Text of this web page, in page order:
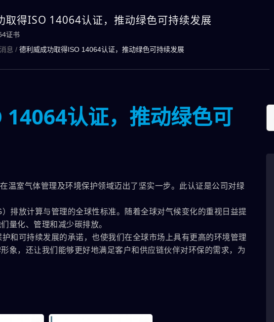
取得ISO 14064认证，推动绿色可持续发展
证书
息 / 德利威成功取得ISO 14064认证，推动绿色可持续发展
认证，推动绿色可
温室气体管理及环境保护领域迈出了坚实一步。此认证是公司对绿
排放计算与管理的全球性标准。随着全球对气候变化的重视日益提
量化、管理和减少碳排放。
和可持续发展的承诺，也使我们在全球市场上具有更高的环境管理
象，还让我们能够更好地满足客户和供应链伙伴对环保的需求，为